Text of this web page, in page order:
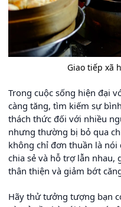
Giao tiếp xã
Trong cuộc sống hiện đại
càng tăng, tìm kiếm sự
thách thức đối với nhiều
nhưng thường bị bỏ qua
không chỉ đơn thuần là nói
chia sẻ và hỗ trợ lẫn
thân thiện và giảm bớt
Hãy thử tưởng tượng bạn